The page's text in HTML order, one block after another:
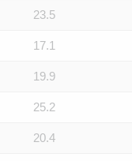
23.5
17.1
19.9
25.2
20.4